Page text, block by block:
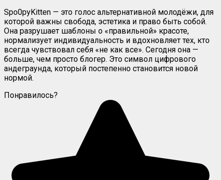
Spo0pyKitten — это голос альтернативной молодёжи, для
которой важны свобода, эстетика и право быть собой.
Она разрушает шаблоны о «правильной» красоте,
нормализует индивидуальность и вдохновляет тех, кто
всегда чувствовал себя «не как все». Сегодня она —
больше, чем просто блогер. Это символ цифрового
андеграунда, который постепенно становится новой
нормой.
Понравилось?